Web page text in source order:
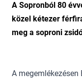
A Sopronból 80
közel kétezer
meg a soproni
A